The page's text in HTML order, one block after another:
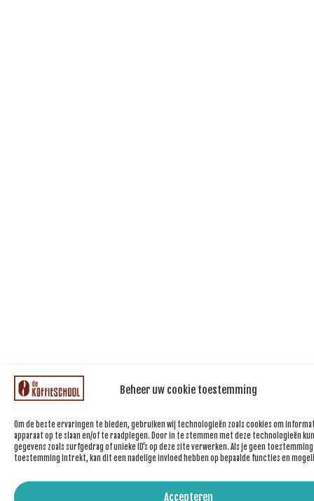
Beheer uw cookie toestemming
Om de beste ervaringen te bieden, gebruiken wij technologieën zoals cookies om
apparaat op te slaan en/of te raadplegen. Door in te stemmen met deze technologieën
gegevens zoals surfgedrag of unieke ID's op deze site verwerken. Als je geen
toestemming intrekt, kan dit een nadelige invloed hebben op bepaalde functies en
Accepteren